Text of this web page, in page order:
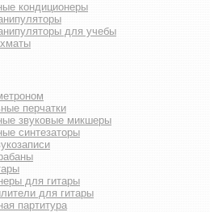
кондиционеры
для учебы
перчатки
звуковые микшеры
синтезаторы
для гитары
для гитары
партитура